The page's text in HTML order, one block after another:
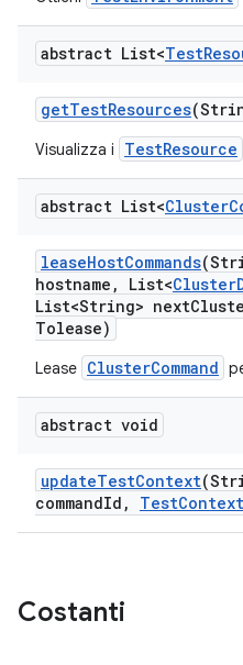
abstract List<Test
getTestResources
Visualizza i TestResource
abstract List<Cluster
leaseHostCommands
hostname , List<Cluster
List<String> next
Tolease)
Lease ClusterCommand
abstract void
updateTestContext
commandId , TestContext
Costanti